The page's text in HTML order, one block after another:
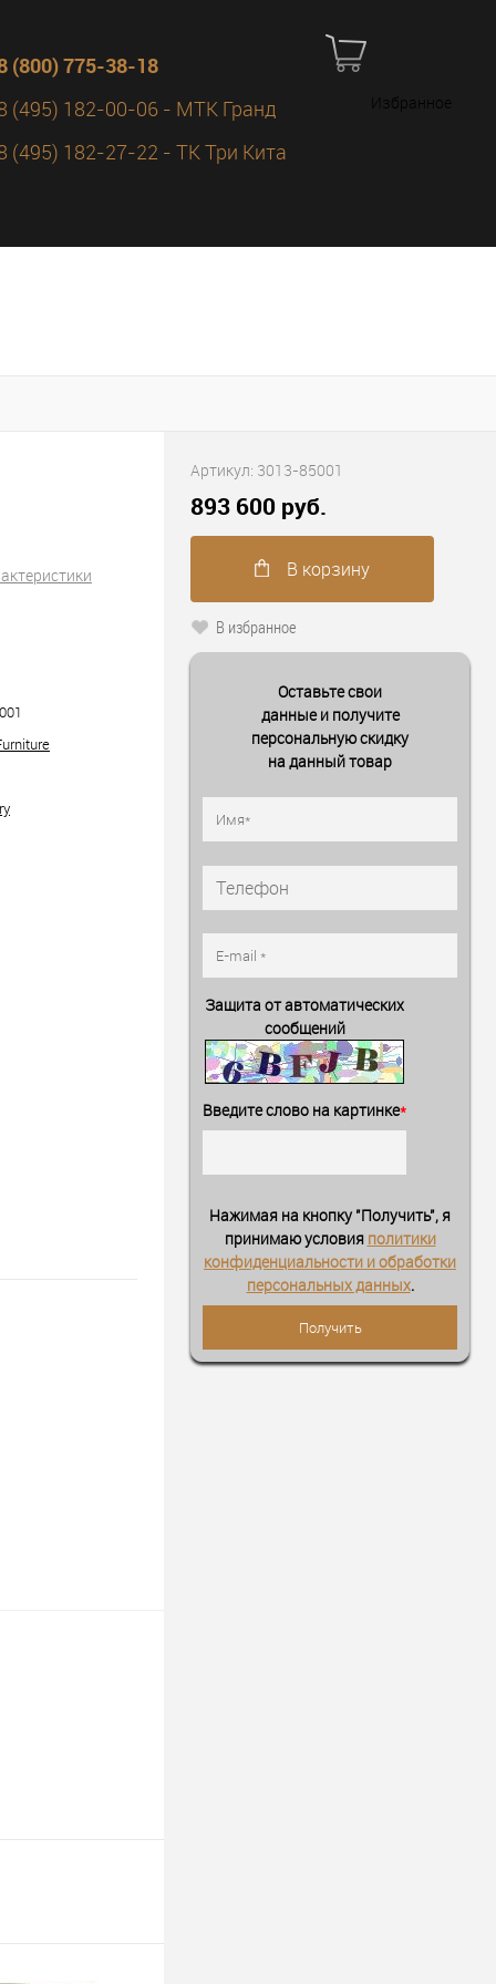
(800) 775-38-18
(495) 182-00-06 - МТК Гранд
(495) 182-27-22 - ТК Три Кита
Избранное
Артикул: 3013-85001
893 600 руб.
В корзину
В избранное
Оставьте свои
данные и получите
персональную скидку
на данный товар
Защита от автоматических
сообщений
Введите слово на картинке*
Нажимая на кнопку "Получить", я
принимаю условия политики
конфиденциальности и обработки
персональных данных.